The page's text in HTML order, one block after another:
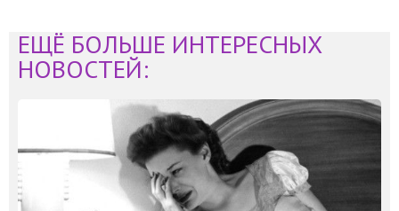
ЕЩЁ БОЛЬШЕ ИНТЕРЕСНЫХ
НОВОСТЕЙ: